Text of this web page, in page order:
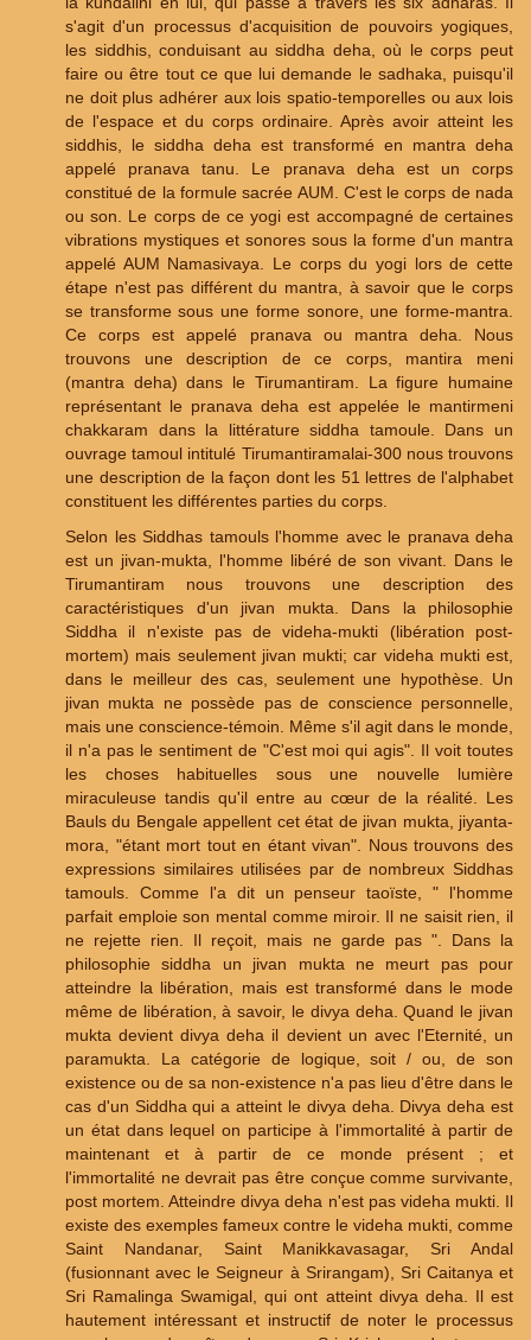
s'agit d'un processus d'acquisition de pouvoirs yogiques,
les siddhis, conduisant au siddha deha, où le corps peut
faire ou être tout ce que lui demande le sadhaka, puisqu'il
ne doit plus adhérer aux lois spatio-temporelles ou aux lois
de l'espace et du corps ordinaire. Après avoir atteint les
siddhis, le siddha deha est transformé en mantra deha
appelé pranava tanu. Le pranava deha est un corps
constitué de la formule sacrée AUM. C'est le corps de nada
ou son. Le corps de ce yogi est accompagné de certaines
vibrations mystiques et sonores sous la forme d'un mantra
appelé AUM Namasivaya. Le corps du yogi lors de cette
étape n'est pas différent du mantra, à savoir que le corps
se transforme sous une forme sonore, une forme-mantra.
Ce corps est appelé pranava ou mantra deha. Nous
trouvons une description de ce corps, mantira meni
(mantra deha) dans le Tirumantiram. La figure humaine
représentant le pranava deha est appelée le mantirmeni
chakkaram dans la littérature siddha tamoule. Dans un
ouvrage tamoul intitulé Tirumantiramalai-300 nous trouvons
une description de la façon dont les 51 lettres de l'alphabet
constituent les différentes parties du corps.
Selon les Siddhas tamouls l'homme avec le pranava deha
est un jivan-mukta, l'homme libéré de son vivant. Dans le
Tirumantiram nous trouvons une description des
caractéristiques d'un jivan mukta. Dans la philosophie
Siddha il n'existe pas de videha-mukti (libération post-
mortem) mais seulement jivan mukti; car videha mukti est,
dans le meilleur des cas, seulement une hypothèse. Un
jivan mukta ne possède pas de conscience personnelle,
mais une conscience-témoin. Même s'il agit dans le monde,
il n'a pas le sentiment de "C'est moi qui agis". Il voit toutes
les choses habituelles sous une nouvelle lumière
miraculeuse tandis qu'il entre au cœur de la réalité. Les
Bauls du Bengale appellent cet état de jivan mukta, jiyanta-
mora, "étant mort tout en étant vivan". Nous trouvons des
expressions similaires utilisées par de nombreux Siddhas
tamouls. Comme l'a dit un penseur taoïste, " l'homme
parfait emploie son mental comme miroir. Il ne saisit rien, il
ne rejette rien. Il reçoit, mais ne garde pas ". Dans la
philosophie siddha un jivan mukta ne meurt pas pour
atteindre la libération, mais est transformé dans le mode
même de libération, à savoir, le divya deha. Quand le jivan
mukta devient divya deha il devient un avec l'Eternité, un
paramukta. La catégorie de logique, soit / ou, de son
existence ou de sa non-existence n'a pas lieu d'être dans le
cas d'un Siddha qui a atteint le divya deha. Divya deha est
un état dans lequel on participe à l'immortalité à partir de
maintenant et à partir de ce monde présent ; et
l'immortalité ne devrait pas être conçue comme survivante,
post mortem. Atteindre divya deha n'est pas videha mukti. Il
existe des exemples fameux contre le videha mukti, comme
Saint Nandanar, Saint Manikkavasagar, Sri Andal
(fusionnant avec le Seigneur à Srirangam), Sri Caitanya et
Sri Ramalinga Swamigal, qui ont atteint divya deha. Il est
hautement intéressant et instructif de noter le processus